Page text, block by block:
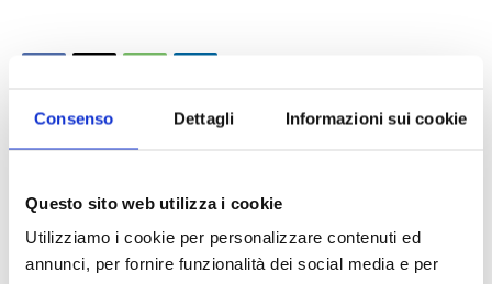
Consenso Dettagli Informazioni sui cookie
Questo sito web utilizza i cookie
Utilizziamo i cookie per personalizzare contenuti ed
annunci, per fornire funzionalità dei social media e per